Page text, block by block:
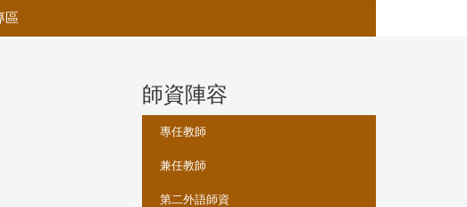
區
師資陣容
專任教師
兼任教師
第二外語師資